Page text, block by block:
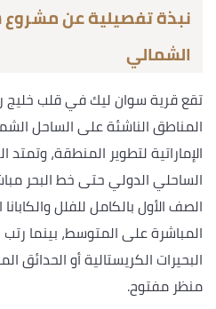
نبذة تفصيلية عن
الشمالي
تقع قرية سوان ليك في قلب خليج
المناطق الناشئة على الساحل
الإماراتية لتطوير المنطقة،
الساحلي الدولي حتى خط البحر
الصف الأول بالكامل للفلل
المباشرة على المتوسط، بينما
البحيرات الكريستالية أو الحدائق
منظر مفتوح.